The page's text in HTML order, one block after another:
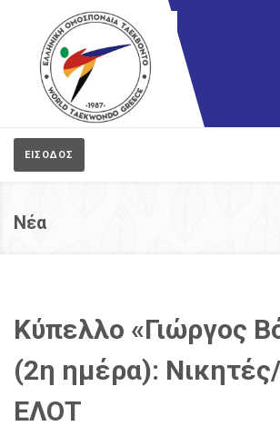
ΕΙΣΟΔΟΣ
Νέα
Κύπελλο «Γιώργος
(2η ημέρα):
ΕΛΟΤ